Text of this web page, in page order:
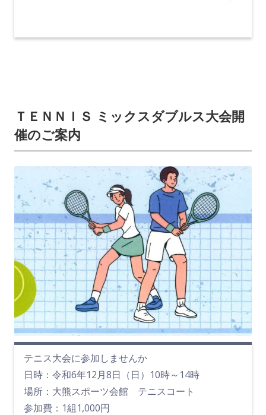
ＴＥＮＮＩＳ ミックスダブルス大会開
催のご案内
テニス大会に参加しませんか
日時：令和6年12月8日（日）10時～14時
場所：大熊スポーツ会館 テニスコート
参加費：1組1,000円